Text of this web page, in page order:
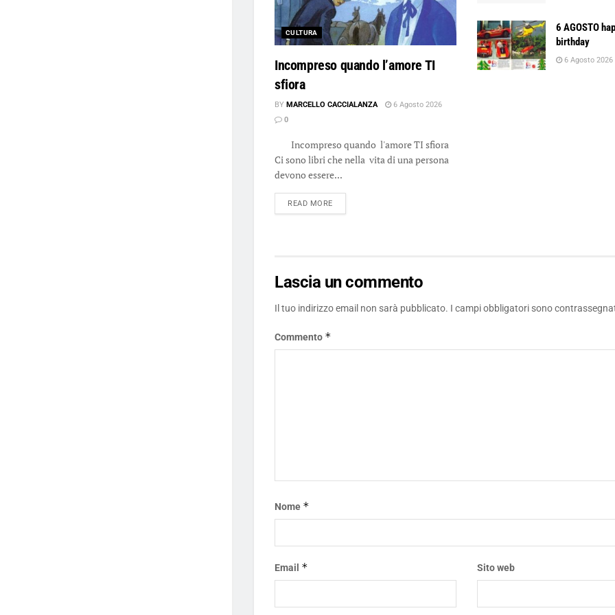
CULTURA
Incompreso quando l’amore TI
sfiora
BY MARCELLO CACCIALANZA
6 Agosto 2026
0
Incompreso quando l'amore TI sfiora
Ci sono libri che nella vita di una persona
devono essere...
READ MOREDETAILS
6 AGOSTO
birthday
6 Agosto 2026
Lascia un commento
Il tuo indirizzo email non sarà pubblicato. I campi obbligatori sono
Commento *
Nome *
Email * Sito web